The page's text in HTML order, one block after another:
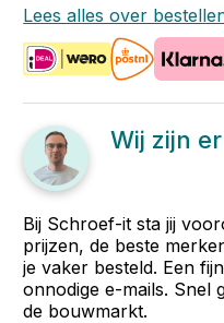
Lees alles over
Wij zijn
Bij Schroef-it sta jij
prijzen, de beste
je vaker besteld. Een
onnodige e-mails. Snel
de bouwmarkt.